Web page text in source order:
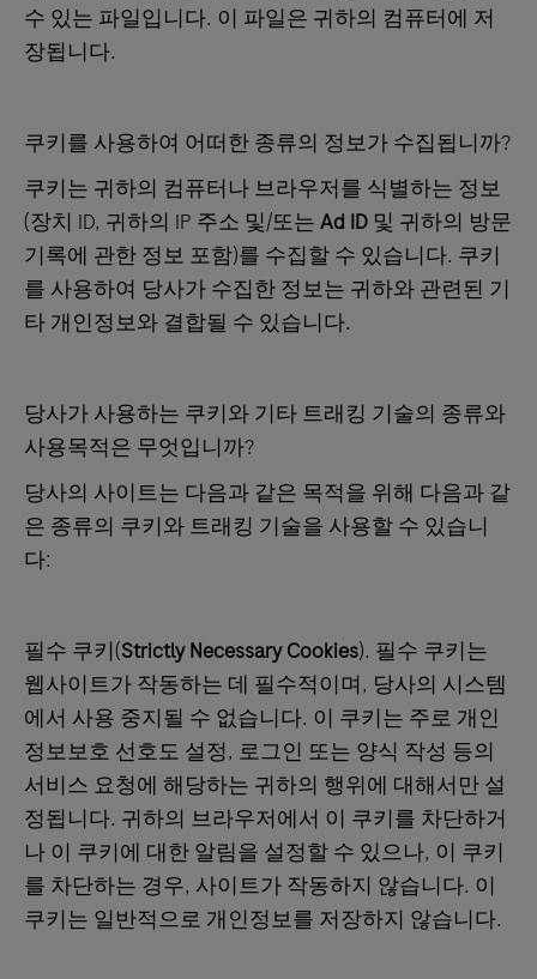
수 있는 파일입니다. 이 파일은 귀하의 컴퓨터에 저
장됩니다.
쿠키를 사용하여 어떠한 종류의 정보가 수집됩니까?
쿠키는 귀하의 컴퓨터나 브라우저를 식별하는 정보
(장치 ID, 귀하의 IP 주소 및/또는 Ad ID 및 귀하의 방문
기록에 관한 정보 포함)를 수집할 수 있습니다. 쿠키
를 사용하여 당사가 수집한 정보는 귀하와 관련된 기
타 개인정보와 결합될 수 있습니다.
당사가 사용하는 쿠키와 기타 트래킹 기술의 종류와
사용목적은 무엇입니까?
당사의 사이트는 다음과 같은 목적을 위해 다음과 같
은 종류의 쿠키와 트래킹 기술을 사용할 수 있습니
다:
필수 쿠키(Strictly Necessary Cookies). 필수 쿠키는
웹사이트가 작동하는 데 필수적이며, 당사의 시스템
에서 사용 중지될 수 없습니다. 이 쿠키는 주로 개인
정보보호 선호도 설정, 로그인 또는 양식 작성 등의
서비스 요청에 해당하는 귀하의 행위에 대해서만 설
정됩니다. 귀하의 브라우저에서 이 쿠키를 차단하거
나 이 쿠키에 대한 알림을 설정할 수 있으나, 이 쿠키
를 차단하는 경우, 사이트가 작동하지 않습니다. 이
쿠키는 일반적으로 개인정보를 저장하지 않습니다.